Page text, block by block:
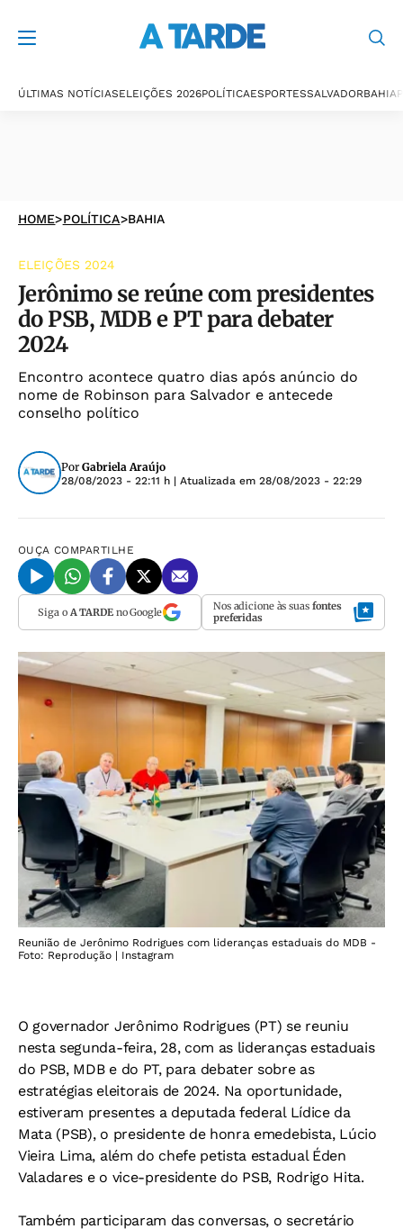
ÚLTIMAS NOTÍCIASELEIÇÕES 2026POLÍTICAESPORTESSALVADORBAHIA
HOME>POLÍTICA>BAHIA
ELEIÇÕES 2024
Jerônimo se reúne com presidentes
do PSB, MDB e PT para debater
2024
Encontro acontece quatro dias após anúncio do
nome de Robinson para Salvador e antecede
conselho político
Por Gabriela Araújo
28/08/2023 - 22:11 h | Atualizada em 28/08/2023 - 22:29
OUÇA COMPARTILHE
Siga o A TARDEno Google Nos adicione às suas fontes
preferidas
Reunião de Jerônimo Rodrigues com lideranças estaduais do MDB -
Foto: Reprodução | Instagram
O governador Jerônimo Rodrigues (PT) se reuniu
nesta segunda-feira, 28, com as lideranças estaduais
do PSB, MDB e do PT, para debater sobre as
estratégias eleitorais de 2024. Na oportunidade,
estiveram presentes a deputada federal Lídice da
Mata (PSB), o presidente de honra emedebista, Lúcio
Vieira Lima, além do chefe petista estadual Éden
Valadares e o vice-presidente do PSB, Rodrigo Hita.
Também participaram das conversas, o secretário